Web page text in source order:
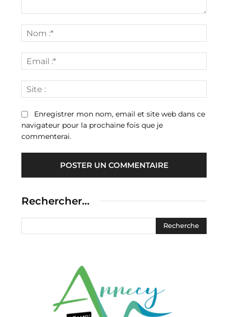
:*
:*
:
Enregistrer mon nom, email et site web dans ce
navigateur pour la prochaine fois que je
commenterai.
Rechercher…